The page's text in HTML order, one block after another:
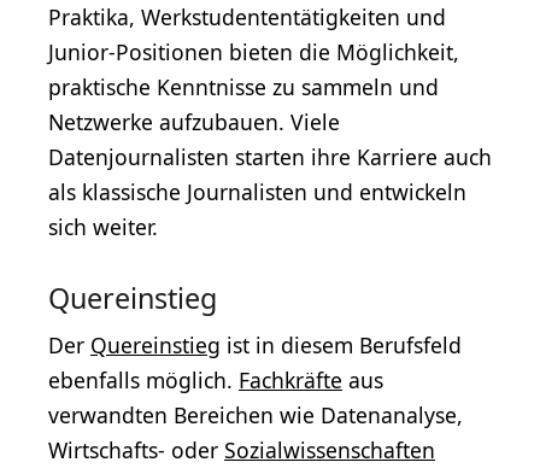
Praktika, Werkstudententätigkeiten und
Junior-Positionen bieten die Möglichkeit,
praktische Kenntnisse zu sammeln und
Netzwerke aufzubauen. Viele
Datenjournalisten starten ihre Karriere auch
als klassische Journalisten und entwickeln
sich weiter.
Quereinstieg
Der Quereinstieg ist in diesem Berufsfeld
ebenfalls möglich. Fachkräfte aus
verwandten Bereichen wie Datenanalyse,
Wirtschafts- oder Sozialwissenschaften